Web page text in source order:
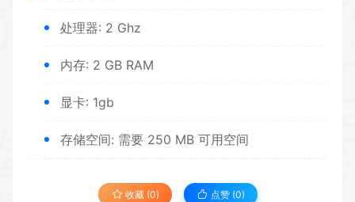
处理器: 2 Ghz
内存: 2 GB RAM
显卡: 1gb
存储空间: 需要 250 MB 可用空间
收藏 (0) 点赞 (0)